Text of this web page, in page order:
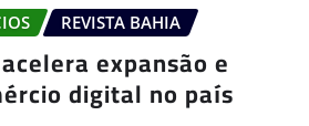
REVISTA BAHIA
expansão e
digital no país